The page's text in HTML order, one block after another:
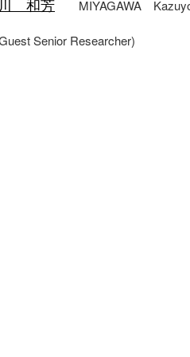
MIYAGAWA
Senior Researcher)